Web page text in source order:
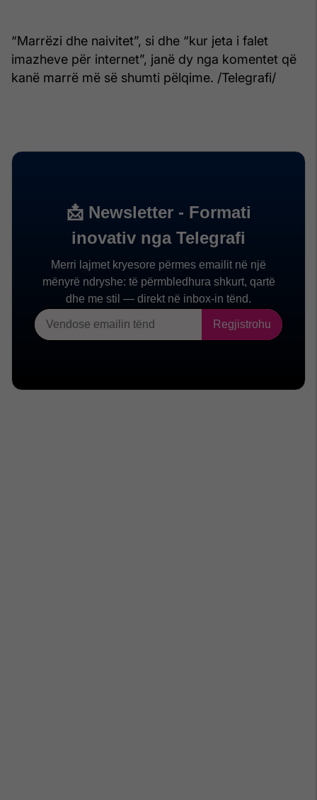
“Marrëzi dhe naivitet”, si dhe “kur jeta i falet
imazheve për internet”, janë dy nga komentet që
kanë marrë më së shumti pëlqime. /Telegrafi/